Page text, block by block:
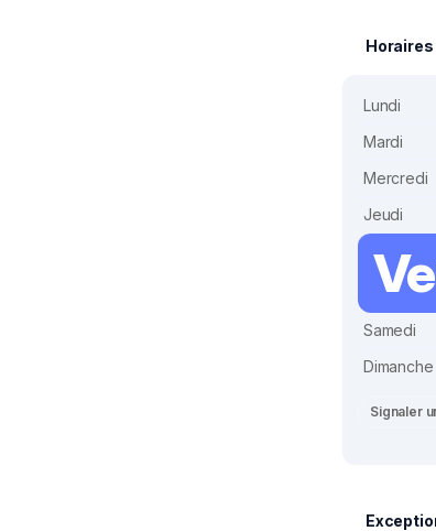
Lundi
Mardi
Mercredi
Jeudi
Samedi
Dimanche
Signaler